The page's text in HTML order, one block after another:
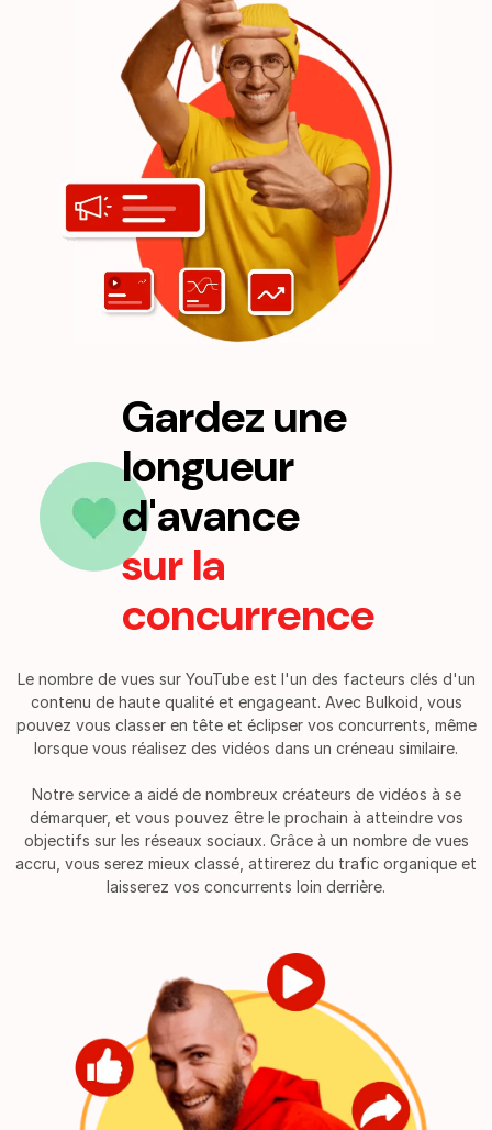
Gardez une
longueur
d'avance
sur la
concurrence
Le nombre de vues sur YouTube est l'un des facteurs clés d'un
contenu de haute qualité et engageant. Avec Bulkoid, vous
pouvez vous classer en tête et éclipser vos concurrents, même
lorsque vous réalisez des vidéos dans un créneau similaire.
Notre service a aidé de nombreux créateurs de vidéos à se
démarquer, et vous pouvez être le prochain à atteindre vos
objectifs sur les réseaux sociaux. Grâce à un nombre de vues
accru, vous serez mieux classé, attirerez du trafic organique et
laisserez vos concurrents loin derrière.